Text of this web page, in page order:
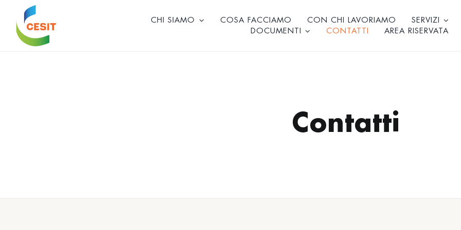
content
CHI SIAMO COSA FACCIAMO CON CHI LAVORIAMO SERVIZI
DOCUMENTI
CONTATTI AREA RISERVATA
Contatti